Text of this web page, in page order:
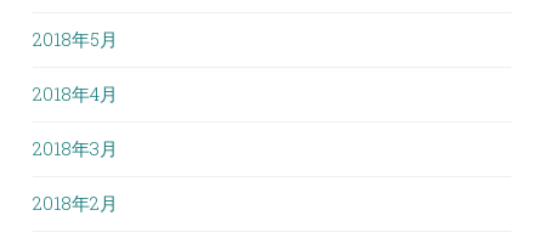
2018年5月
2018年4月
2018年3月
2018年2月